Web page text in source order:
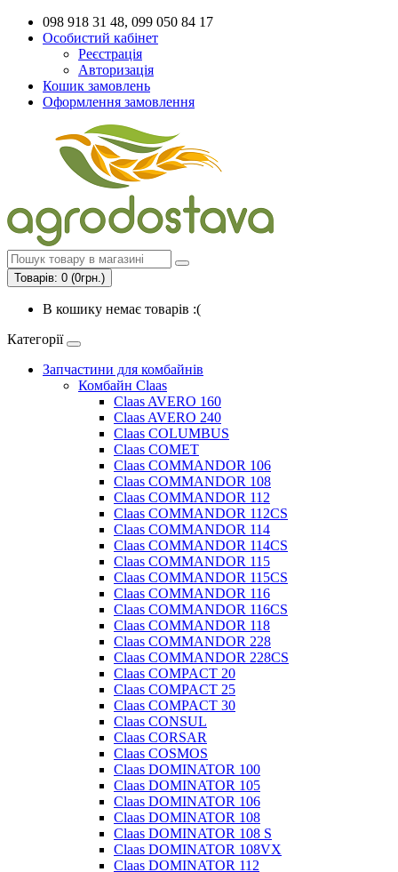
098 918 31 48, 099 050 84 17
Особистий кабінет
Реєстрація
Авторизація
Кошик замовлень
Оформлення замовлення
Товарів: 0 (0грн.)
В кошику немає товарів :(
Категорії
Запчастини для комбайнів
Комбайн Claas
Claas AVERO 160
Claas AVERO 240
Claas COLUMBUS
Claas COMET
Claas COMMANDOR 106
Claas COMMANDOR 108
Claas COMMANDOR 112
Claas COMMANDOR 112CS
Claas COMMANDOR 114
Claas COMMANDOR 114CS
Claas COMMANDOR 115
Claas COMMANDOR 115CS
Claas COMMANDOR 116
Claas COMMANDOR 116CS
Claas COMMANDOR 118
Claas COMMANDOR 228
Claas COMMANDOR 228CS
Claas COMPACT 20
Claas COMPACT 25
Claas COMPACT 30
Claas CONSUL
Claas CORSAR
Claas COSMOS
Claas DOMINATOR 100
Claas DOMINATOR 105
Claas DOMINATOR 106
Claas DOMINATOR 108
Claas DOMINATOR 108 S
Claas DOMINATOR 108VX
Claas DOMINATOR 112